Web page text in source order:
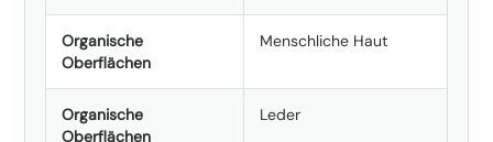
Organische
Oberflächen
Menschliche Haut
Organische
Oberflächen
Leder